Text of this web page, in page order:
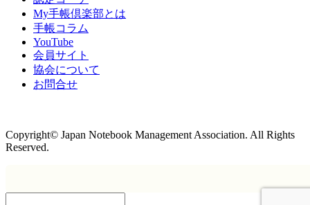
My手帳倶楽部とは
手帳コラム
YouTube
会員サイト
協会について
お問合せ
Copyright© Japan Notebook Management Association. All Rights
Reserved.